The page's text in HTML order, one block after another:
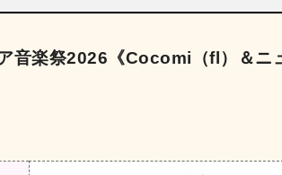
音楽祭2026《Cocomi（fl）＆ニ